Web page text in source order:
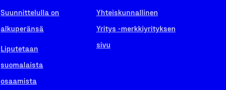
Suunnittelulla on
alkuperänsä
Liputetaan
suomalaista
osaamista
Yhteiskunnallinen
Yritys -merkkiyrityksen
sivu